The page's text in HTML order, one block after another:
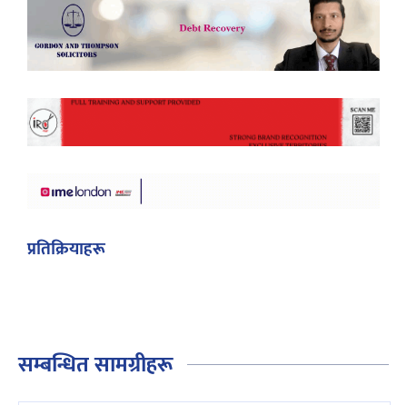
प्रतिक्रियाहरू
सम्बन्धित सामग्रीहरू